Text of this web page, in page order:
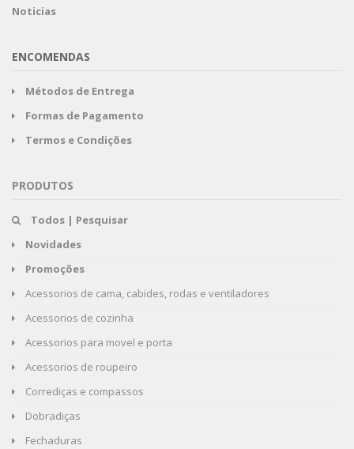
Noticias
ENCOMENDAS
Métodos de Entrega
Formas de Pagamento
Termos e Condições
PRODUTOS
Todos | Pesquisar
Novidades
Promoções
Acessorios de cama, cabides, rodas e ventiladores
Acessorios de cozinha
Acessorios para movel e porta
Acessorios de roupeiro
Corrediças e compassos
Dobradiças
Fechaduras